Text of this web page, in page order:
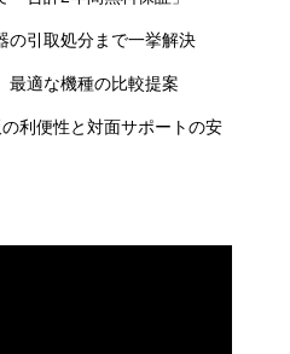
の引取処分まで一挙解決
最適な機種の比較提案
利便性と対面サポートの安